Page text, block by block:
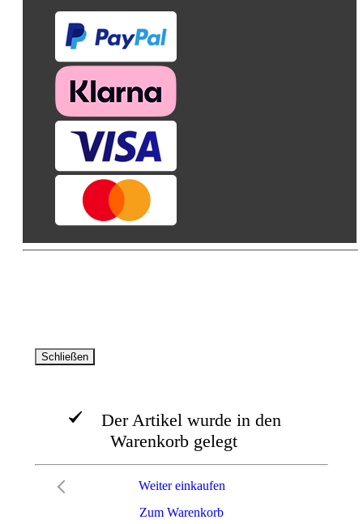
Schließen
Der Artikel wurde in den
Warenkorb gelegt
Zum Warenkorb
Weiter einkaufen